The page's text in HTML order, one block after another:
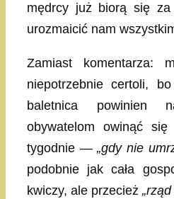
mędrcy już biorą się
urozmaicić nam
Zamiast komentarza:
niepotrzebnie certoli,
baletnica powinien
obywatelom owinąć
tygodnie —„gdy nie
podobnie jak cała
kwiczy, ale przecież